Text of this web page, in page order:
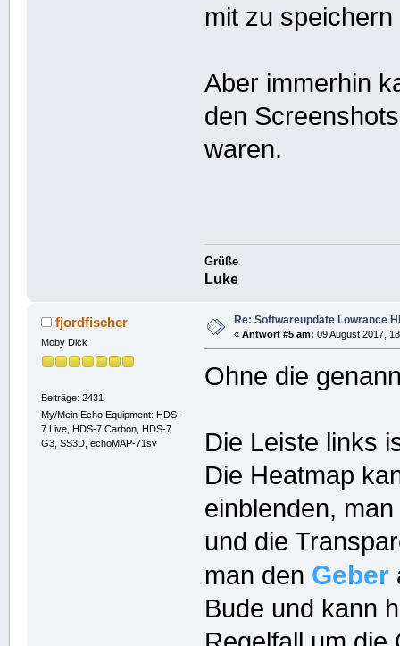
mit zu
Aber immerhin
den
waren.
Grüße
Luke
fjordfischer
Moby Dick
Beiträge: 2431
My/Mein Echo Equipment: HDS-
7 Live, HDS-7 Carbon, HDS-7
G3, SS3D, echoMAP-71sv
Re: Softwareupdate Lowrance
« Antwort #5 am: 09 August 2017,
Ohne die
Die Leiste links
Die Heatmap
einblenden,
und die
man den Geber
Bude und kann